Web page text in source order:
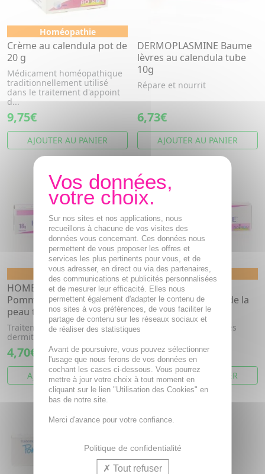
Homéopathie
Crème au calendula pot de
20 g
Médicament homéopathique
traditionnellement utilisé
dans le traitement d'appoint
d...
9,75€
AJOUTER AU PANIER
DERMOPLASMINE Baume
lèvres au calendula tube
10g
Répare et nourrit
6,73€
AJOUTER AU PANIER
Homéopathie
HOMEOPLASMINE
Pommade irritation de la
peau tube de 18 g
Traitement d'appoint des
dermites irritatives.
4,70€
AJOUTER AU PANIER
Homéopathie
HOMEOPLASMINE
Pommade irritation de la
peau tube de 40 g
Traitement d'appoint des
6,15€
AJOUTER AU PANIER
Sur nos sites et nos applications, nous
recueillons à chacune de vos visites des
données vous concernant. Ces données nous
permettent de vous proposer les offres et
services les plus pertinents pour vous, et de
vous adresser, en direct ou via des partenaires,
des communications et publicités personnalisées
et de mesurer leur efficacité. Elles nous
permettent également d'adapter le contenu de
nos sites à vos préférences, de vous faciliter le
partage de contenu sur les réseaux sociaux et
de réaliser des statistiques
Avant de poursuivre, vous pouvez sélectionner
l'usage que nous ferons de vos données en
cochant les cases ci-dessous. Vous pourrez
mettre à jour votre choix à tout moment en
cliquant sur le lien "Utilisation des Cookies" en
bas de notre site.
Merci d'avance pour votre confiance.
Politique de confidentialité
Tout refuser